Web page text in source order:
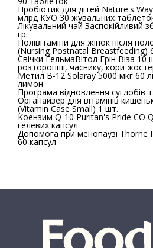
Пробіотик для дітей Nature's
млрд КУО 30 жувальних
Лікувальний чай Заспокійливий
гр.
Полівітаміни для жінок після
(Nursing Postnatal Breastfeeding)
Свічки ГельмаВітол Грін Віза 10
розторопші, часнику, кори
Метил B-12 Solaray 5000 мкг 60
лимон
Програма відновлення суглобів
Органайзер для вітамінів
(Vitamin Case Small) 1 шт.
Коензим Q-10 Puritan's Pride CO
гелевих капсул
Допомога при менопаузі Thorne
60 капсул